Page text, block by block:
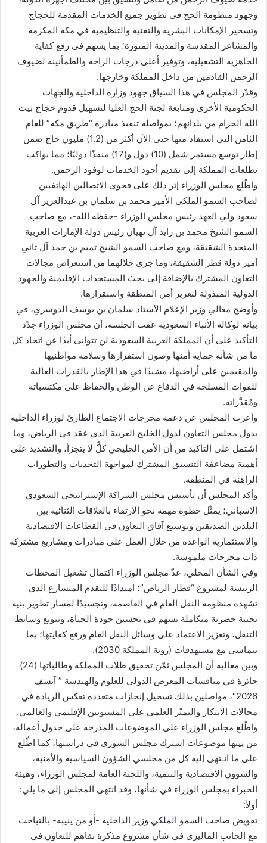
وجهود منظومة الحج في تطوير جميع الخدمات المقدمة للحجاج
وتسخير الإمكانات البشرية والتقنية والتنظيمية في مكة المكرمة
والمشاعر المقدسة والمدينة المنورة؛ بما يسهم في رفع كفاية
الجاهزية التشغيلية، وتوفير أعلى درجات الراحة والطمأنينة لضيوف
الرحمن القادمين من داخل المملكة وخارجها.
وقدّر المجلس في هذا السياق جهود وزارة الداخلية والجهات
الحكومية الأخرى ومتابعة لجنة الحج العليا لتسهيل قدوم حجاج بيت
الله الحرام من بلدانهم؛ بمواصلة تنفيذ مبادرة “طريق مكة” للعام
الثامن التي استفاد منها حتى الآن أكثر من (1.2) مليون حاج ضمن
إطار توسع مستمر شمل (10) دول و(17) منفذًا دوليًا؛ مما يواكب
تطلعات المملكة إلى تقديم أجود الخدمات لوفود الرحمن.
واطّلع مجلس الوزراء إثر ذلك على فحوى الاتصالين الهاتفيين
لصاحب السمو الملكي الأمير محمد بن سلمان بن عبدالعزيز آل
سعود ولي العهد رئيس مجلس الوزراء -حفظه الله-، مع صاحب
السمو الشيخ محمد بن زايد آل نهيان رئيس دولة الإمارات العربية
المتحدة الشقيقة، ومع صاحب السمو الشيخ تميم بن حمد آل ثاني
أمير دولة قطر الشقيقة، وما جرى خلالهما من استعراض مجالات
التعاون المشترك بالإضافة إلى بحث المستجدات الإقليمية والجهود
الدولية المبذولة لتعزيز أمن المنطقة واستقرارها.
وأوضح معالي وزير الإعلام الأستاذ سلمان بن يوسف الدوسري، في
بيانه لوكالة الأنباء السعودية عقب الجلسة، أن مجلس الوزراء جدّد
التأكيد على أن المملكة العربية السعودية لن تتوانى أبدًا عن اتخاذ كل
ما من شأنه حماية أمنها وصون استقرارها وسلامة مواطنيها
والمقيمين على أراضيها، مشيدًا في هذا الإطار بالقدرات العالية
للقوات المسلحة في الدفاع عن الوطن والحفاظ على مكتسباته
ومُقدَّراته.
وأعرب المجلس عن دعمه مخرجات الاجتماع الطارئ لوزراء الداخلية
بدول مجلس التعاون لدول الخليج العربية الذي عقد في الرياض، وما
اشتمل على التأكيد من أن الأمن الخليجي كلٌّ لا يتجزأ، والتشديد على
أهمية مضاعفة التنسيق المشترك لمواجهة التحديات والتطورات
الراهنة في المنطقة.
وأكد المجلس أن تأسيس مجلس الشراكة الإستراتيجي السعودي
الإسباني؛ يمثّل خطوة مهمة نحو الارتقاء بالعلاقات الثنائية بين
البلدين الصديقين وتوسيع آفاق التعاون في القطاعات الاقتصادية
والاستثمارية الواعدة من خلال العمل على مبادرات ومشاريع مشتركة
ذات مخرجات ملموسة.
وفي الشأن المحلي، عدّ مجلس الوزراء اكتمال تشغيل المحطات
الرئيسة لمشروع “قطار الرياض”؛ امتدادًا للتقدم المتسارع الذي
تشهده منظومة النقل العام في العاصمة، وتجسيدًا لمسار تطوير بنية
تحتية حضرية متكاملة تسهم في تحسين جودة الحياة، وتنويع وسائط
التنقل، وتعزيز الاعتماد على وسائل النقل العام ورفع كفايتها؛ بما
يتماشى مع مستهدفات (رؤية المملكة 2030).
وبين معاليه أن المجلس ثمّن تحقيق طلاب المملكة وطالباتها (24)
جائزة في منافسات المعرض الدولي للعلوم والهندسة ” آيسف
2026″، مواصلين بذلك تسجيل إنجازات متعددة تعكس الريادة في
مجالات الابتكار والتميّز العلمي على المستويين الإقليمي والعالمي.
واطّلع مجلس الوزراء على الموضوعات المدرجة على جدول أعماله،
من بينها موضوعات اشترك مجلس الشورى في دراستها، كما اطّلع
على ما انـتهى إليه كل من مجلسي الشؤون السياسية والأمنية،
والشؤون الاقتصادية والتنمية، واللجنة العامة لمجلس الوزراء، وهيئة
الخبراء بمجلس الوزراء في شأنها، وقد انتهى المجلس إلى ما يلي:
أولاً:
تفويض صاحب السمو الملكي وزير الداخلية -أو من ينيبه- بالتباحث
مع الجانب الماليزي في شأن مشروع مذكرة تفاهم للتعاون في